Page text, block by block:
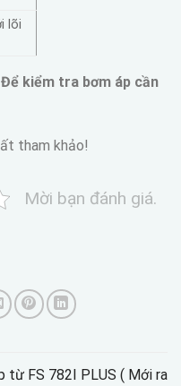
lõi
kiểm tra bơm áp cần
tham khảo!
Mời bạn đánh giá.
từ FS 782I PLUS ( Mới ra